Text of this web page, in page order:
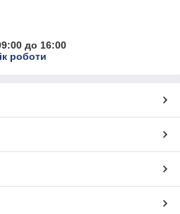
до 16:00
роботи